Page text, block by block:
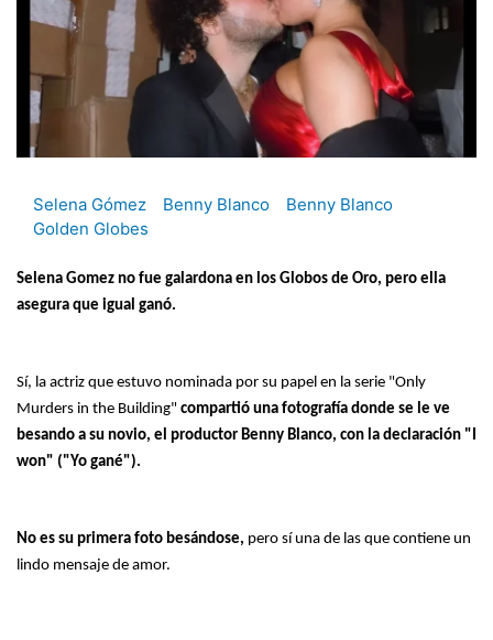
Selena Gómez Benny Blanco
Benny Blanco
Golden Globes
Selena Gomez no fue galardona en los Globos de Oro, pero ella
asegura que igual ganó.
Sí, la actriz que estuvo nominada por su papel en la serie "Only
Murders in the Building" compartió una fotografía donde se le ve
besando a su novio, el productor Benny Blanco, con la declaración "I
won" ("Yo gané").
No es su primera foto besándose, pero sí una de las que contiene un
lindo mensaje de amor.